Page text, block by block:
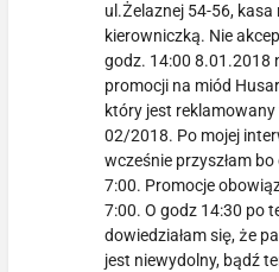
ul.Żelaznej 54-56,
kierowniczką. Nie
godz. 14:00 8.01.2018
promocji na miód
który jest
02/2018. Po mojej
wcześnie przyszłam
7:00. Promocje
7:00. O godz 14:30 po
dowiedziałam się, że
jest niewydolny, bądź